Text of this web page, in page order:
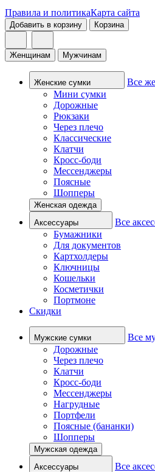
Правила и политикаКарта сайта
Добавить в корзину Корзина
Женщинам Мужчинам
Женские сумки
Все
Мини сумки
Дорожные
Рюкзаки
Через плечо
Классические
Клатчи
Кросс-боди
Мессенджеры
Поясные
Шопперы
Женская одежда
Аксессуары
Все
Бумажники
Для документов
Картхолдеры
Ключницы
Кошельки
Косметички
Портмоне
Скидки
Мужские сумки
Все
Дорожные
Через плечо
Клатчи
Кросс-боди
Мессенджеры
Нагрудные
Портфели
Поясные (бананки)
Шопперы
Мужская одежда
Аксессуары
Все